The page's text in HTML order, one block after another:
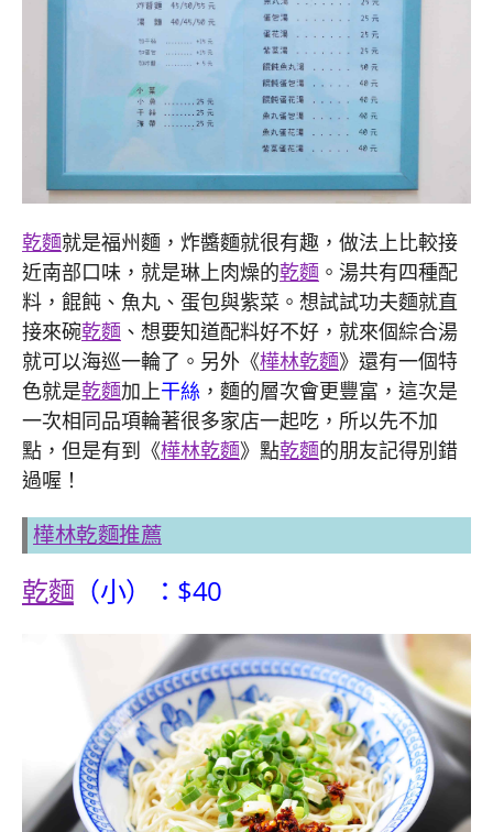
乾麵就是福州麵，炸醬麵就很有趣，做法上比較接
近南部口味，就是琳上肉燥的乾麵 。湯共有四種配
料，餛飩、魚丸、蛋包與紫菜。想試試功夫麵就直
接來碗乾麵 、想要知道配料好不好，就來個綜合湯
就可以海巡一輪了。另外《樺林乾麵》還有一個特
色就是乾麵加上干絲 ，麵的層次會更豐富，這次是
一次相同品項輪著很多家店一起吃，所以先不加
點，但是有到《樺林乾麵》點乾麵的朋友記得別錯
過喔！
樺林乾麵推薦
乾麵 （小）：$40